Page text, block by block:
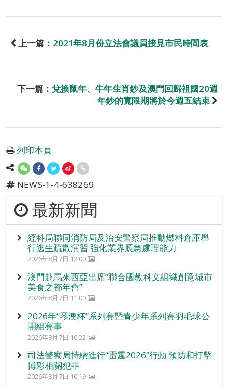
上一篇： 2021年8月份立法會議員接見市民時間表
下一篇： 兌換鼠年、牛年生肖鈔及澳門回歸祖國20週
年鈔的寬限期將於今週五結束
列印本頁
NEWS-1-4-638269
最新新聞
經科局聯同消防局及治安警察局推動燃料倉庫舉
行逃生疏散演習 強化業界應急處理能力
2026年8月7日 12:00
澳門赴馬來西亞出席“聯合國教科文組織創意城市
美食之都年會”
2026年8月7日 11:00
2026年“琴澳杯”系列賽暨青少年系列賽羽毛球公
開組賽事
2026年8月7日 10:22
司法警察局持續進行“雷霆2026”行動 預防和打擊
博彩相關犯罪
2026年8月7日 10:19